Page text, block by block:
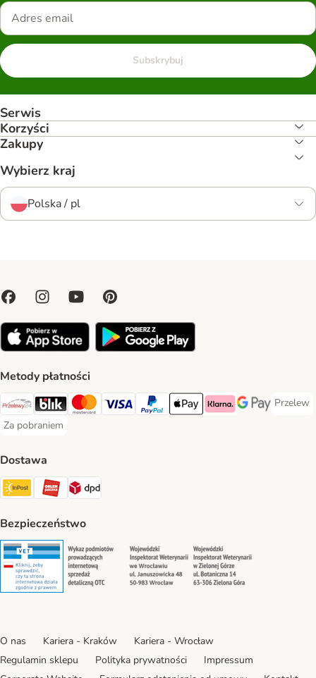
Subskrybuj
Serwis
Korzyści
Zakupy
Wybierz kraj
Polska / pl
Metody płatności
Przelewy24 Payment Method
Blik Payment Method
MasterCard Payment Method
Visa Payment Method
PayPal Payment Method
Apple Pay Payment Method
Klarna Payment Method
Google Pay
Przelew
Przelew
Za pobraniem
Za pobraniem Payment Method
Dostawa
Paczkomat® Shipping Method
ORLEN Paczka Shipping Method
DPD Shipping Method
Bezpieczeństwo
Security Security Security
O nas Kariera - Kraków
Kariera - Wrocław
Regulamin sklepu
Polityka prywatności
Impressum